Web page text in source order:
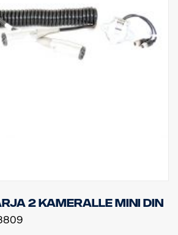
2 kameralle MINI DIN